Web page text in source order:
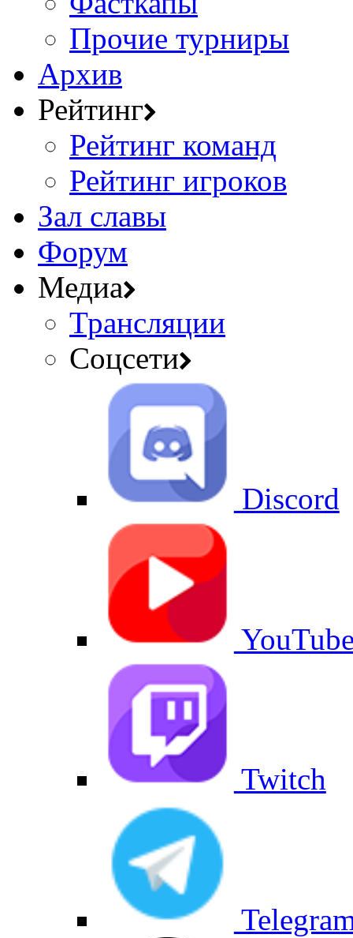
Прочие турниры
Архив
Рейтинг
Рейтинг команд
Рейтинг игроков
Зал славы
Форум
Медиа
Трансляции
Соцсети
Discord
Twitch